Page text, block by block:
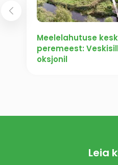
Meelelahutuse
peremeest:
oksjonil
Leia